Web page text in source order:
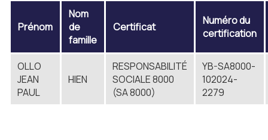
Prénom
Nom
de
famille
Certificat
Numéro du
certification
OLLO
JEAN
PAUL
HIEN
RESPONSABILITÉ
SOCIALE 8000
(SA 8000)
YB-SA8000-
102024-
2279